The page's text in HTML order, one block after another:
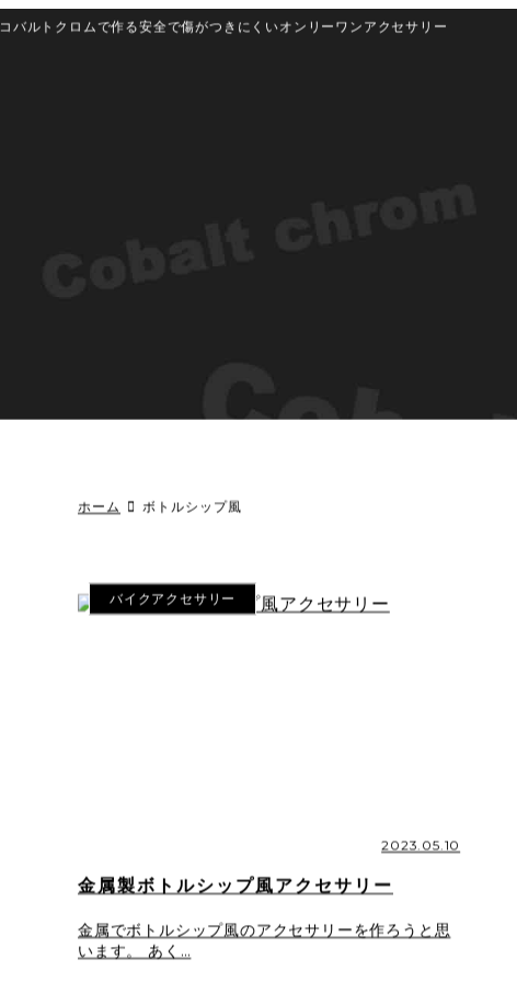
コバルトクロムで作る安全で傷がつきにくいオンリーワンアクセサリー
ホーム ボトルシップ風
バイクアクセサリー
2023.05.10
金属製ボトルシップ風アクセサリー
金属でボトルシップ風のアクセサリーを作ろうと思
います。 あく…